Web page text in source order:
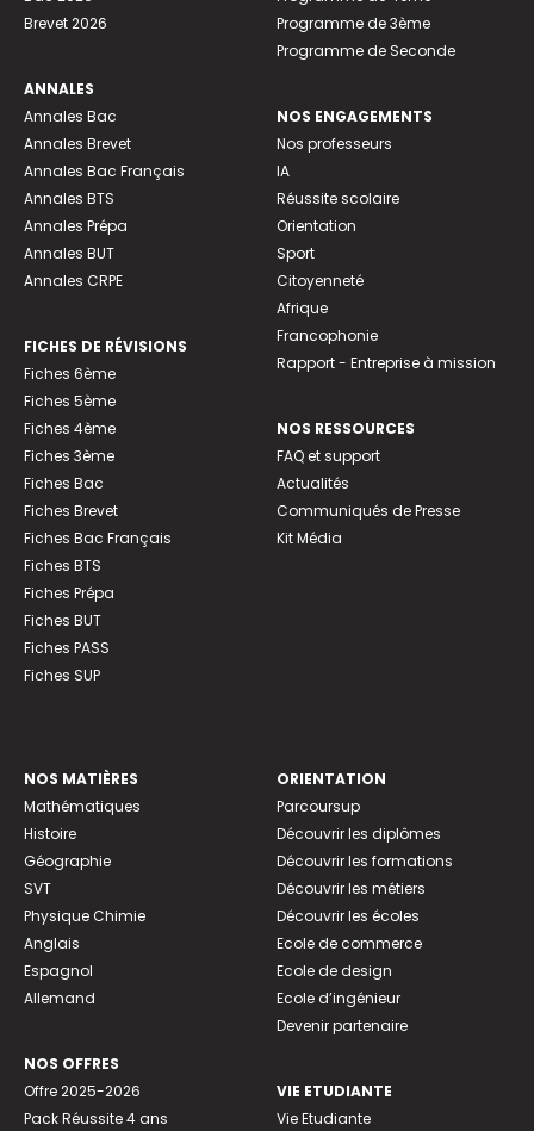
Brevet 2026
ANNALES
Annales Bac
Annales Brevet
Annales Bac Français
Annales BTS
Annales Prépa
Annales BUT
Annales CRPE
FICHES DE RÉVISIONS
Fiches 6ème
Fiches 5ème
Fiches 4ème
Fiches 3ème
Fiches Bac
Fiches Brevet
Fiches Bac Français
Fiches BTS
Fiches Prépa
Fiches BUT
Fiches PASS
Fiches SUP
Programme de 3ème
Programme de Seconde
NOS ENGAGEMENTS
Nos professeurs
IA
Réussite scolaire
Orientation
Sport
Citoyenneté
Afrique
Francophonie
Rapport - Entreprise à mission
NOS RESSOURCES
FAQ et support
Actualités
Communiqués de Presse
Kit Média
NOS MATIÈRES
Mathématiques
Histoire
Géographie
SVT
Physique Chimie
Anglais
Espagnol
Allemand
NOS OFFRES
Offre 2025-2026
Pack Réussite 4 ans
ORIENTATION
Parcoursup
Découvrir les diplômes
Découvrir les formations
Découvrir les métiers
Découvrir les écoles
Ecole de commerce
Ecole de design
Ecole d’ingénieur
Devenir partenaire
VIE ETUDIANTE
Vie Etudiante